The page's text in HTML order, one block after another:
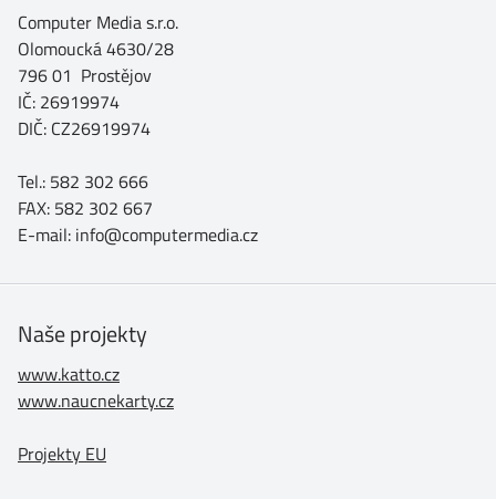
Computer Media s.r.o.
Olomoucká 4630/28
796 01 Prostějov
IČ: 26919974
DIČ: CZ26919974
Tel.: 582 302 666
FAX: 582 302 667
E-mail: info@computermedia.cz
Naše projekty
www.katto.cz
www.naucnekarty.cz
Projekty EU